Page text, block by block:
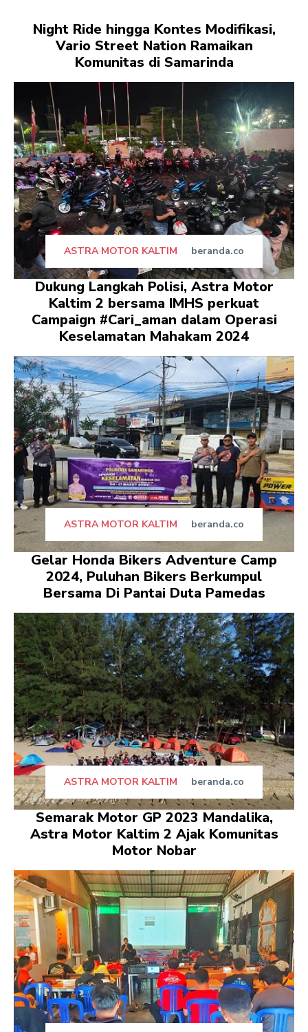
Night Ride hingga Kontes Modifikasi,
Vario Street Nation Ramaikan
Komunitas di Samarinda
ASTRA MOTOR KALTIM beranda.co
Dukung Langkah Polisi, Astra Motor
Kaltim 2 bersama IMHS perkuat
Campaign #Cari_aman dalam Operasi
Keselamatan Mahakam 2024
ASTRA MOTOR KALTIM beranda.co
Gelar Honda Bikers Adventure Camp
2024, Puluhan Bikers Berkumpul
Bersama Di Pantai Duta Pamedas
ASTRA MOTOR KALTIM beranda.co
Semarak Motor GP 2023 Mandalika,
Astra Motor Kaltim 2 Ajak Komunitas
Motor Nobar